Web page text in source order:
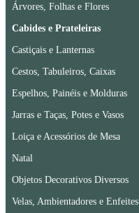
Árvores, Folhas e Flores
Cabides e Prateleiras
Castiçais e Lanternas
Cestos, Tabuleiros, Caixas
Espelhos, Painéis e Molduras
Jarras e Taças, Potes e Vasos
Loiça e Acessórios de Mesa
Natal
Objetos Decorativos Diversos
Velas, Ambientadores e Enfeites